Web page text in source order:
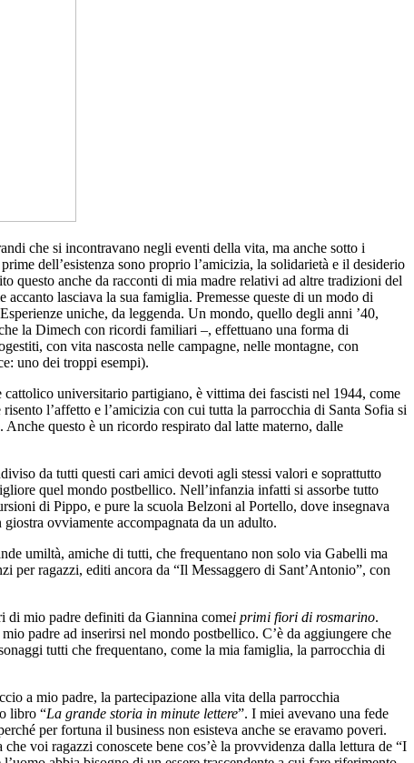
che si incontravano negli eventi della vita, ma anche sotto i
dell’esistenza sono proprio l’amicizia, la solidarietà e il desiderio
questo anche da racconti di mia madre relativi ad altre tradizioni del
accanto lasciava la sua famiglia. Premesse queste di un modo di
uniche, da leggenda. Un mondo, quello degli anni ’40,
la Dimech con ricordi familiari –, effettuano una forma di
con vita nascosta nelle campagne, nelle montagne, con
uno dei troppi esempi).
universitario partigiano, è vittima dei fascisti nel 1944, come
l’affetto e l’amicizia con cui tutta la parrocchia di Santa Sofia si
questo è un ricordo respirato dal latte materno, dalle
da tutti questi cari amici devoti agli stessi valori e soprattutto
quel mondo postbellico. Nell’infanzia infatti si assorbe tutto
di Pippo, e pure la scuola Belzoni al Portello, dove insegnava
ovviamente accompagnata da un adulto.
umiltà, amiche di tutti, che frequentano non solo via Gabelli ma
per ragazzi, editi ancora da “Il Messaggero di Sant’Antonio”, con
di mio padre definiti da Giannina comei primi fiori di rosmarino.
padre ad inserirsi nel mondo postbellico. C’è da aggiungere che
tutti che frequentano, come la mia famiglia, la parrocchia di
a mio padre, la partecipazione alla vita della parrocchia
libro “La grande storia in minute lettere”. I miei avevano una fede
per fortuna il business non esisteva anche se eravamo poveri.
voi ragazzi conoscete bene cos’è la provvidenza dalla lettura de “I